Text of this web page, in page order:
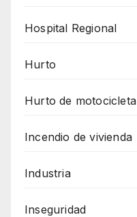
Hospital Regional
Hurto
Hurto de motocicleta
Incendio de vivienda
Industria
Inseguridad